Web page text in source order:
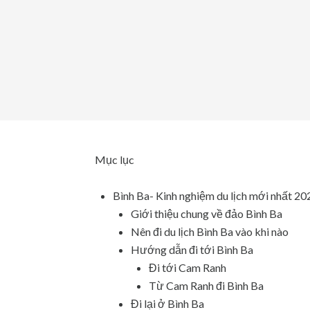
Mục lục
Bình Ba- Kinh nghiệm du lịch mới nhất
Giới thiệu chung về đảo Bình Ba
Nên đi du lịch Bình Ba vào khi nào
Hướng dẫn đi tới Bình Ba
Đi tới Cam Ranh
Từ Cam Ranh đi Bình Ba
Đi lại ở Bình Ba